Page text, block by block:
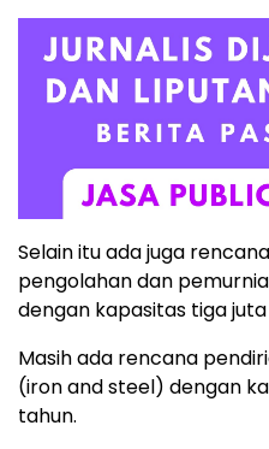
Selain itu ada juga
pengolahan dan
dengan kapasitas tiga
Masih ada rencana
(iron and steel) dengan
tahun.